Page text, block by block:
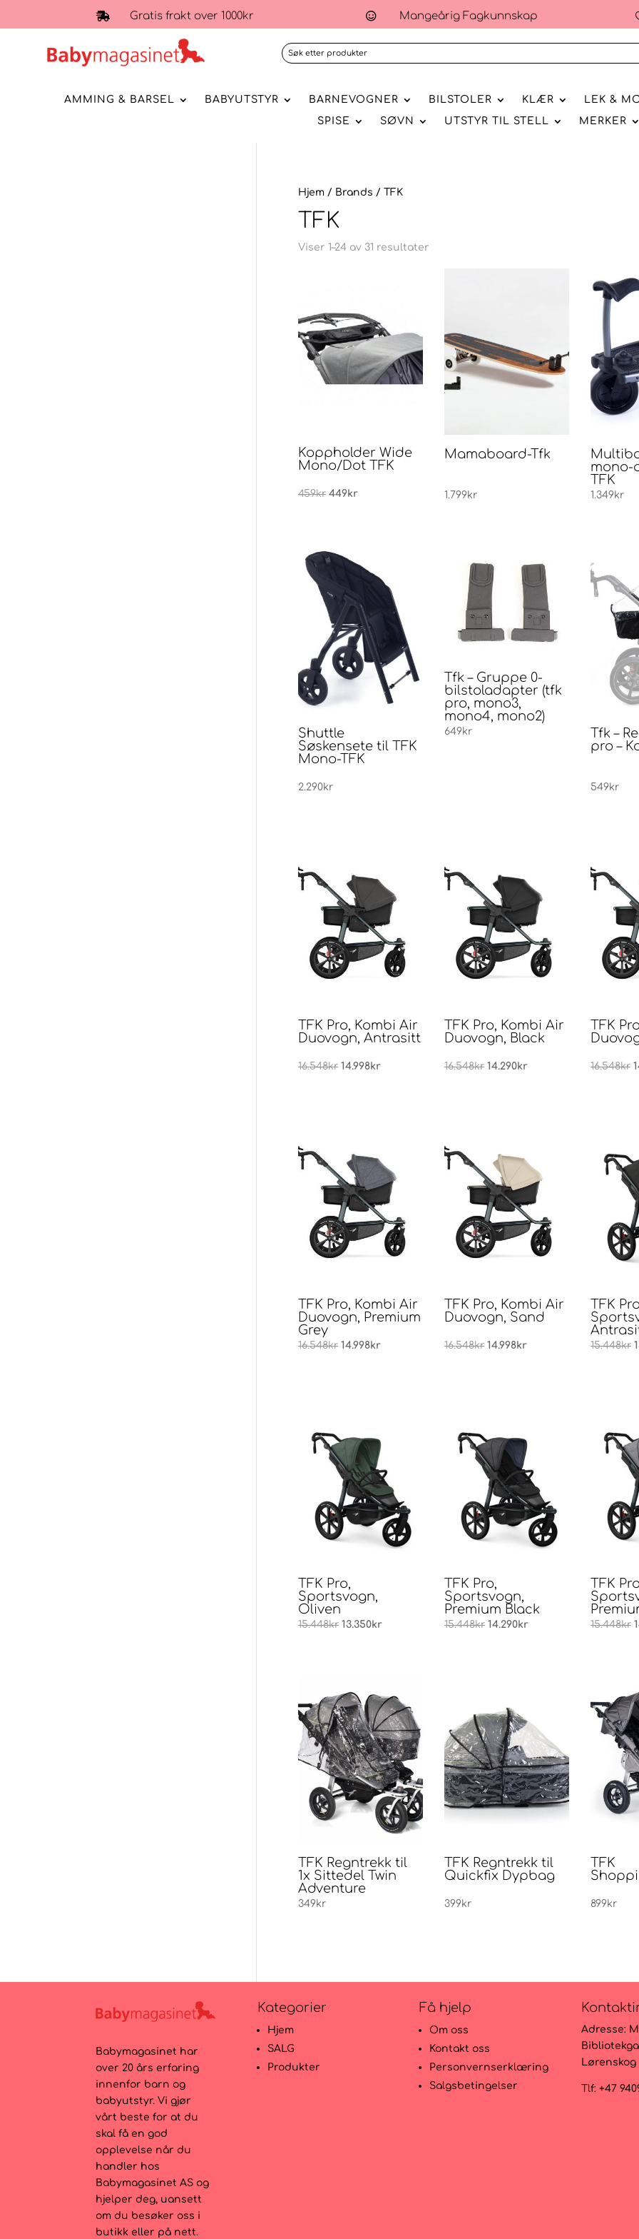
 Gratis frakt over 1000kr  Mangeårig Fagkunnskap
AMMING & BARSEL BABYUTSTYR BARNEVOGNER BILSTOLER KLÆR LEK &
SPISE
SØVN UTSTYR TIL STELL MERKER
Hjem/ Brands / TFK
TFK
Viser 1–24 av 31 resultater
Koppholder Wide
Mono/Dot TFK
459kr Opprinnelig
var:
459kr.
449krNåværende
449kr.
Mamaboard-Tfk
1.799kr
mono-
TFK
1.349kr
Shuttle
Søskensete til TFK
Mono-TFK
2.290kr
Tfk – Gruppe 0-
bilstoladapter (tfk
pro, mono3,
mono4, mono2)
649kr
Tfk –
pro –
549kr
TFK Pro, Kombi Air
Duovogn, Antrasitt
16.548kr Opprinnelig
16.548kr.
14.998krNåværende
TFK Pro, Kombi Air
Duovogn, Black
16.548kr Opprinnelig
16.548kr.
14.290krNåværende
TFK
16.548kr
TFK Pro, Kombi Air
Duovogn, Premium
Grey
16.548kr Opprinnelig
14.998krNåværende
TFK Pro, Kombi Air
Duovogn, Sand
16.548kr Opprinnelig
14.998krNåværende
TFK
15.448kr
TFK Pro,
Sportsvogn,
Oliven
15.448kr Opprinnelig
15.448kr.
13.350krNåværende
13.350kr.
TFK Pro,
Sportsvogn,
Premium Black
15.448kr Opprinnelig
15.448kr.
14.290krNåværende
TFK
15.448kr
TFK Regntrekk til
1x Sittedel Twin
Adventure
349kr
TFK Regntrekk til
Quickfix Dypbag
399kr
TFK
899kr
Babymagasinet har
over 20 års erfaring
innenfor barn og
babyutstyr. Vi gjør
vårt beste for at du
skal få en god
opplevelse når du
handler hos
Babymagasinet AS og
hjelper deg, uansett
om du besøker oss i
butikk eller på nett.
Kategorier
Hjem
SALG
Produkter
Få hjelp
Om oss
Kontakt oss
Personvernserklæring
Salgsbetingelser
Adresse:
Lørenskog
Tlf: +47